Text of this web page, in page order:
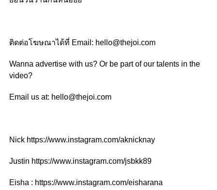
ติดต่อโฆษณาได้ที่ Email: hello@thejoi.com
Wanna advertise with us? Or be part of our talents in the
video?
Email us at: hello@thejoi.com
Nick https://www.instagram.com/aknicknay
Justin https://www.instagram.com/jsbkk89
Eisha : https://www.instagram.com/eisharana